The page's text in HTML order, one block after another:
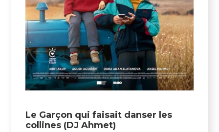
Le Garçon qui faisait danser les
collines (DJ Ahmet)